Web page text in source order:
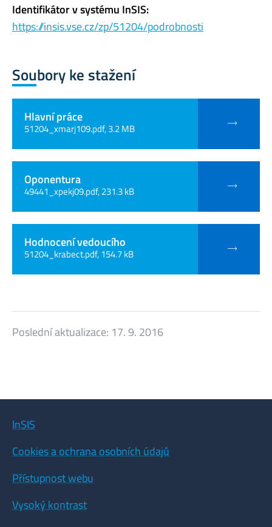
Identifikátor v systému InSIS:
https://insis.vse.cz/zp/51204/podrobnosti
Soubory ke stažení
Hlavní práce
51204_xmarj109.pdf, 3.2 MB
Oponentura
49441_xpekj09.pdf, 231.3 kB
Hodnocení vedoucího
51204_krabect.pdf, 154.7 kB
Poslední aktualizace: 17. 9. 2016
InSIS
Cookies a ochrana osobních údajů
Přístupnost webu
Vysoký kontrast